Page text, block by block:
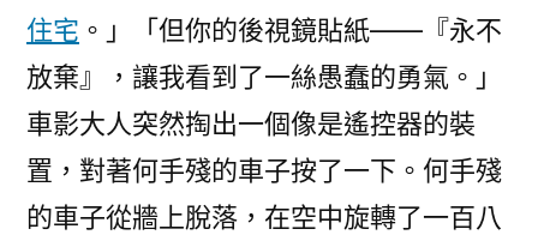
住宅 。」「但你的後視鏡貼紙——『永不
放棄』，讓我看到了一絲愚蠢的勇氣。」
車影大人突然掏出一個像是遙控器的裝
置，對著何手殘的車子按了一下。何手殘
的車子從牆上脫落，在空中旋轉了一百八